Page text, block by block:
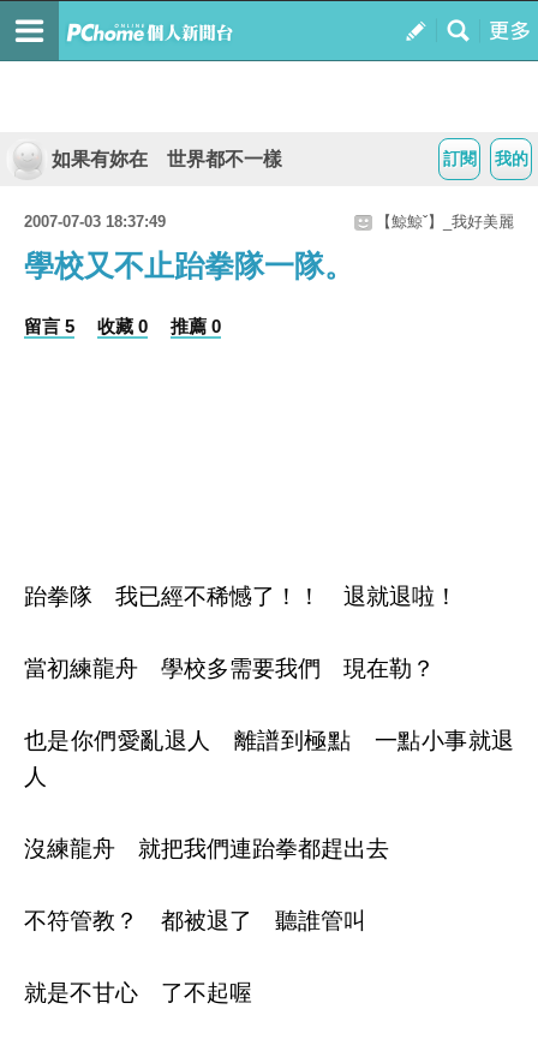
我的
訂閱
如果有妳在 世界都不一樣
2007-07-03 18:37:49 【鯨鯨ˇ】_我好美麗
學校又不止跆拳隊一隊。
留言 5 收藏 0 推薦 0
跆拳隊 我已經不稀憾了！！ 退就退啦！
當初練龍舟 學校多需要我們 現在勒？
也是你們愛亂退人 離譜到極點 一點小事就退
人
沒練龍舟 就把我們連跆拳都趕出去
不符管教？ 都被退了 聽誰管叫
就是不甘心 了不起喔